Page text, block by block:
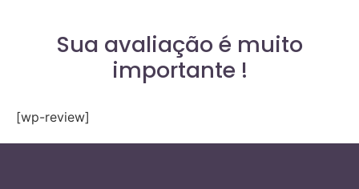
Sua avaliação é muito
importante !
[wp-review]